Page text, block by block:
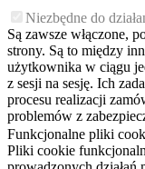
Niezbędne do
Są zawsze włączone,
strony. Są to między
użytkownika w ciągu
z sesji na sesję. Ich
procesu realizacji
problemów z
Funkcjonalne pliki
Pliki cookie